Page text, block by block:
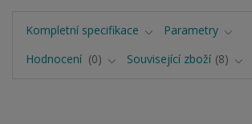
Kompletní specifikace
Parametry
Hodnocení
0 Související zboží 8